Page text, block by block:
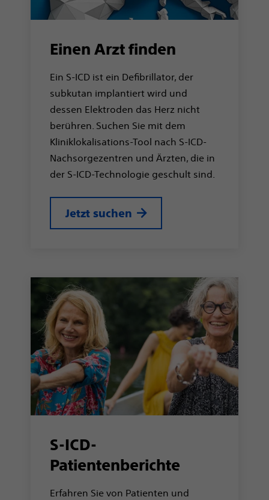
Einen Arzt finden
Ein S-ICD ist ein Defibrillator, der
subkutan implantiert wird und
dessen Elektroden das Herz nicht
berühren. Suchen Sie mit dem
Kliniklokalisations-Tool nach S-ICD-
Nachsorgezentren und Ärzten, die in
der S-ICD-Technologie geschult sind.
Jetzt suchen
S-ICD-
Patientenberichte
Erfahren Sie von Patienten und